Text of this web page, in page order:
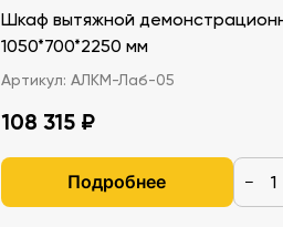
Шкаф вытяжной
1050*700*2250 мм
Артикул: АЛКМ-Лаб-05
108 315 ₽
Подробнее −